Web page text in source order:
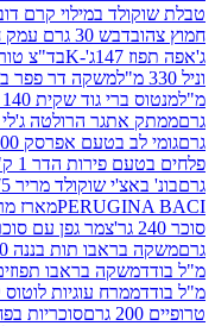
קרם דובדבן 86 גרם
דבש 30 גרם עמק חפר
טרולי
בד"צ טורינו טנטיישן
משקה דר פפר בקבוק 450מ"ל
גוד שקית 140 גרם
הרולטה ג'לי ענק 90 גרם
אפרסק 500 גרם
לקריץ
הדר 1 ק"ג
שוקולד מריר 175ג'
מארז מרציפן ללא
תות בננה 300 מ"ל בודד
בראבו תפוזים 300 מ"ל בודד
עוגיות לוטוס קרמל 400 גרם
סוכריות בפחית פרות יער -